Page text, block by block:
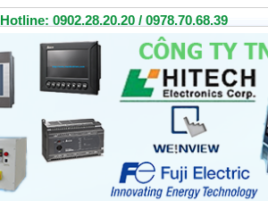
Hotline: 0902.28.20.20 / 0978.70.68.39